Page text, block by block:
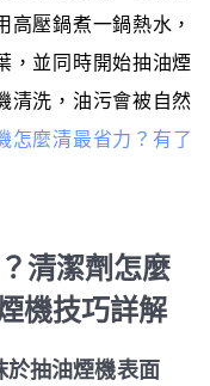
壓鍋煮一鍋熱水，
，並同時開始抽油煙
清洗，油污會被自然
怎麼清最省力？有了
清潔劑怎麼
機技巧詳解
於抽油煙機表面